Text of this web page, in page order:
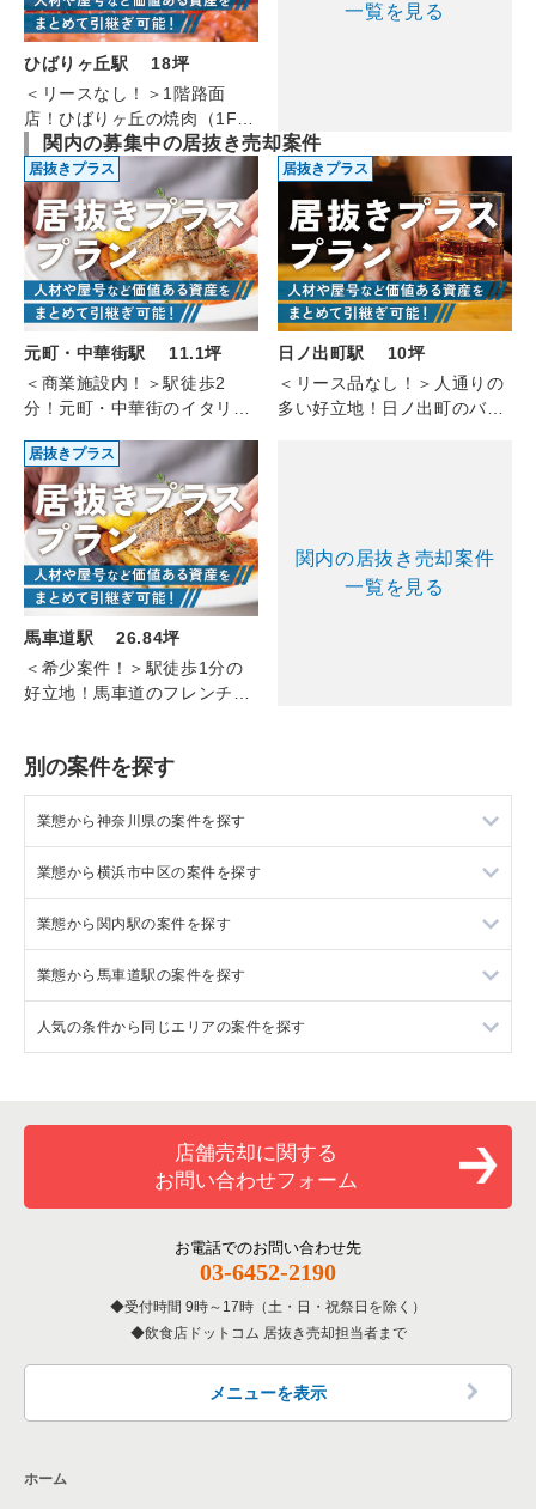
ひばりヶ丘駅 18坪
＜リースなし！＞1階路面
店！ひばりヶ丘の焼肉（1F/
約18坪）
一覧を見る
関内の募集中の居抜き売却案件
居抜きプラス
元町・中華街駅 11.1坪
＜商業施設内！＞駅徒歩2
分！元町・中華街のイタリア
居抜きプラス
日ノ出町駅 10坪
＜リース品なし！＞人通りの
多い好立地！日ノ出町のバー
居抜きプラス
馬車道駅 26.84坪
＜希少案件！＞駅徒歩1分の
好立地！馬車道のフレンチ
関内の居抜き売却案件
一覧を見る
別の案件を探す
業態から神奈川県の案件を探す
神奈川県のラーメンの居抜き売却物件の案件一覧
神奈川県のフランス料理の居抜き売却物件の案件一覧
神奈川県のイタリア料理の居抜き売却物件の案件一覧
神奈川県の中華の居抜き売却物件の案件一覧
神奈川県の寿司の居抜き売却物件の案件一覧
神奈川県の焼肉の居抜き売却物件の案件一覧
神奈川県のアジア料理の居抜き売却物件の案件一覧
神奈川県のカフェの居抜き売却物件の案件一覧
神奈川県のテイクアウトの居抜き売却物件の案件一覧
神奈川県のカラオケ・パブ・スナックの居抜き売却物件の案件
業態から横浜市中区の案件を探す
横浜市中区のラーメンの居抜き売却物件の案件一覧
横浜市中区のフランス料理の居抜き売却物件の案件一覧
横浜市中区のイタリア料理の居抜き売却物件の案件一覧
横浜市中区の寿司の居抜き売却物件の案件一覧
横浜市中区の焼肉の居抜き売却物件の案件一覧
横浜市中区のアジア料理の居抜き売却物件の案件一覧
横浜市中区のカフェの居抜き売却物件の案件一覧
横浜市中区のテイクアウトの居抜き売却物件の案件一覧
業態から関内駅の案件を探す
関内駅のラーメンの居抜き売却物件の案件一覧
関内駅のフランス料理の居抜き売却物件の案件一覧
関内駅の中華の居抜き売却物件の案件一覧
関内駅の寿司の居抜き売却物件の案件一覧
関内駅の鉄板焼き・お好み焼の居抜き売却物件の案件一覧
関内駅のアジア料理の居抜き売却物件の案件一覧
関内駅のカフェの居抜き売却物件の案件一覧
関内駅のカラオケ・パブ・スナックの居抜き売却物件の案件一
業態から馬車道駅の案件を探す
馬車道駅のラーメンの居抜き売却物件の案件一覧
馬車道駅の焼肉の居抜き売却物件の案件一覧
馬車道駅のカフェの居抜き売却物件の案件一覧
馬車道駅のバーの居抜き売却物件の案件一覧
馬車道駅の洋食の居抜き売却物件の案件一覧
人気の条件から同じエリアの案件を探す
横浜市中区の1階の飲食店の居抜き売却物件の案件一覧
関内駅の1階の飲食店の居抜き売却物件の案件一覧
神奈川県の1階の焼肉の居抜き売却物件の案件一覧
店舗売却に関する
お問い合わせフォーム
お電話でのお問い合わせ先
03-6452-2190
受付時間 9時～17時（土・日・祝祭日を除く）
飲食店ドットコム 居抜き売却担当者まで
メニューを表示
ホーム